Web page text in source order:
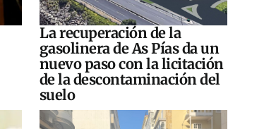
La recuperación de la
gasolinera de As Pías da un
nuevo paso con la licitación
de la descontaminación del
suelo